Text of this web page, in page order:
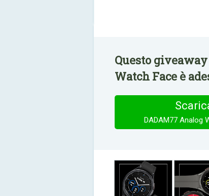
Questo
Watch Face è
DADAM77 Analog